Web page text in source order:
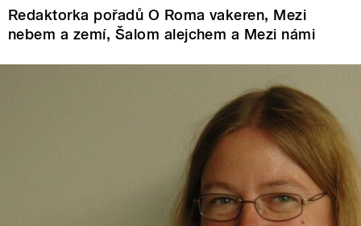
Redaktorka pořadů O Roma vakeren, Mezi
nebem a zemí, Šalom alejchem a Mezi námi